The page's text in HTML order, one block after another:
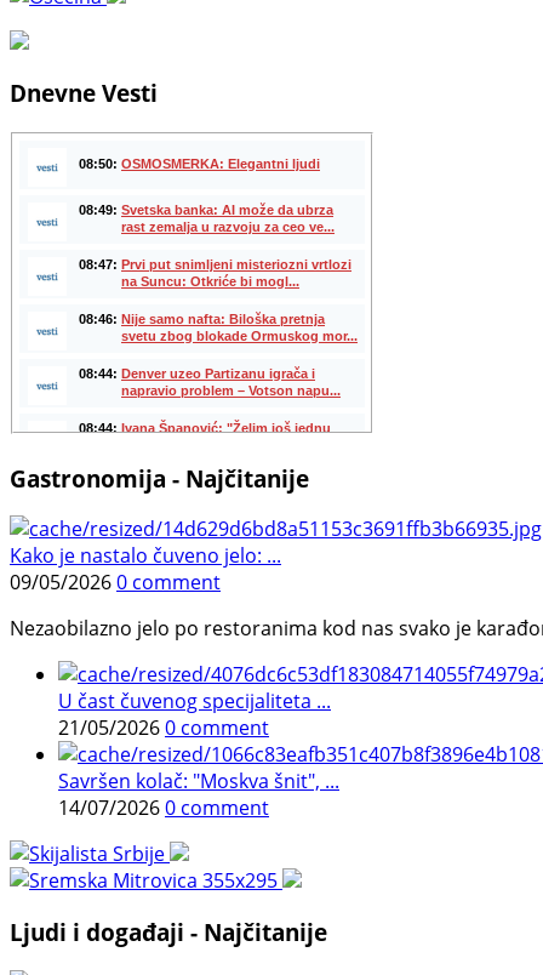
Dnevne Vesti
Gastronomija - Najčitanije
Kako je nastalo čuveno jelo: ...
09/05/20260 comment
Nezaobilazno jelo po restoranima kod nas svako je
U čast čuvenog specijaliteta ...
21/05/20260 comment
Savršen kolač: "Moskva šnit", ...
14/07/20260 comment
Ljudi i događaji - Najčitanije